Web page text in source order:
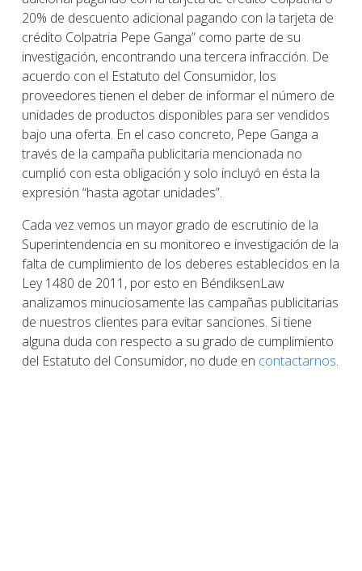
20% de descuento adicional pagando con la tarjeta de
crédito Colpatria Pepe Ganga” como parte de su
investigación, encontrando una tercera infracción. De
acuerdo con el Estatuto del Consumidor, los
proveedores tienen el deber de informar el número de
unidades de productos disponibles para ser vendidos
bajo una oferta. En el caso concreto, Pepe Ganga a
través de la campaña publicitaria mencionada no
cumplió con esta obligación y solo incluyó en ésta la
expresión “hasta agotar unidades”.
Cada vez vemos un mayor grado de escrutinio de la
Superintendencia en su monitoreo e investigación de la
falta de cumplimiento de los deberes establecidos en la
Ley 1480 de 2011, por esto en BéndiksenLaw
analizamos minuciosamente las campañas publicitarias
de nuestros clientes para evitar sanciones. Si tiene
alguna duda con respecto a su grado de cumplimiento
del Estatuto del Consumidor, no dude en contactarnos.